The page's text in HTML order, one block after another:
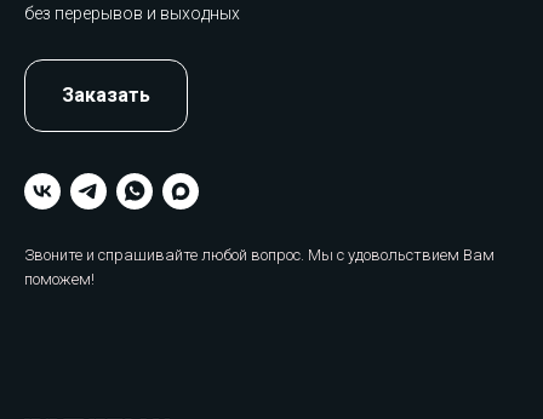
без перерывов и выходных
Заказать
Звоните и спрашивайте любой вопрос. Мы с удовольствием Вам
поможем!